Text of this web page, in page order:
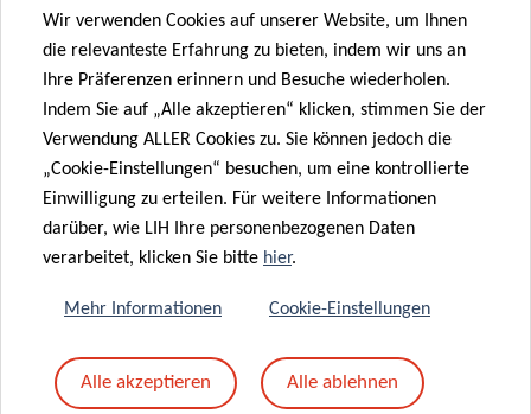
Mit dem Absenden Ihrer Nachricht erklären Sie
Datenschutzrichtlinie.
Wir verwenden Cookies auf unserer Website, um Ihnen
die relevanteste Erfahrung zu bieten, indem wir uns an
Ihre Präferenzen erinnern und Besuche wiederholen.
Indem Sie auf „Alle akzeptieren“ klicken, stimmen Sie der
Verwendung ALLER Cookies zu. Sie können jedoch die
„Cookie-Einstellungen“ besuchen, um eine kontrollierte
Einwilligung zu erteilen. Für weitere Informationen
darüber, wie LIH Ihre personenbezogenen Daten
verarbeitet, klicken Sie bitte hier.
Mehr Informationen Cookie-Einstellungen
Alle akzeptieren Alle ablehnen